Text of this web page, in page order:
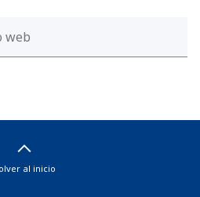
al inicio